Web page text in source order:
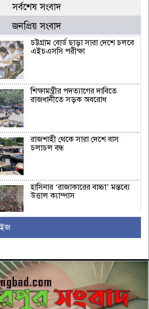
সর্বশেষ সংবাদ
জনপ্রিয় সংবাদ
চট্টগ্রাম বোর্ড ছাড়া সারা দেশে চলবে
এইচএসসি পরীক্ষা
শিক্ষামন্ত্রীর পদত্যাগের দাবিতে
রাজধানীতে সড়ক অবরোধ
রাজশাহী থেকে সারা দেশে বাস
চলাচল বন্ধ
হাসিনার ‘রাজাকারের বাচ্চা’ মন্তব্যে
উত্তাল ক্যাম্পাস
ইরাকের নবনির্বাচিত প্রধানমন্ত্রীর সঙ্গে
বন্যায় সাপের উপদ্রব বাড়ছে, চট্টগ্রামে
৭ দিনে কামড়ের শিকার ৯৩ জন